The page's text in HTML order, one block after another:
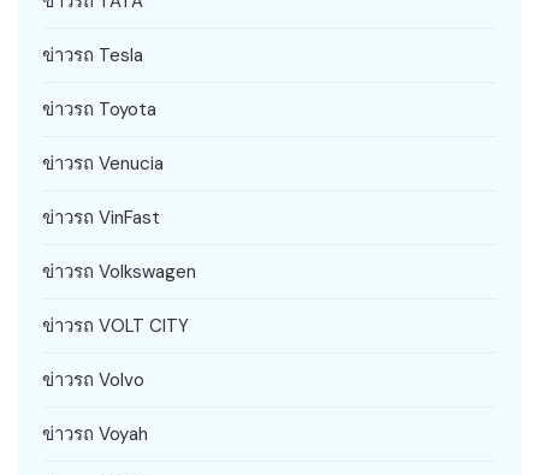
ข่าวรถ Tesla
ข่าวรถ Toyota
ข่าวรถ Venucia
ข่าวรถ VinFast
ข่าวรถ Volkswagen
ข่าวรถ VOLT CITY
ข่าวรถ Volvo
ข่าวรถ Voyah